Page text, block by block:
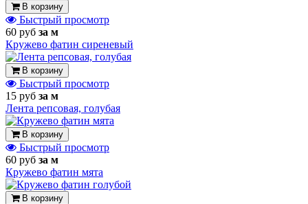
В корзину
Быстрый просмотр
60 руб за м
Кружево фатин сиреневый
В корзину
Быстрый просмотр
15 руб за м
Лента репсовая, голубая
В корзину
Быстрый просмотр
60 руб за м
Кружево фатин мята
В корзину